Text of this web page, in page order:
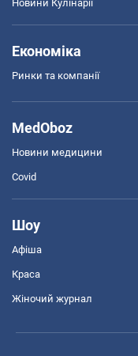
Новини Кулінарії
Економіка
Ринки та компанії
MedOboz
Новини медицини
Covid
Шоу
Афіша
Краса
Жіночий журнал